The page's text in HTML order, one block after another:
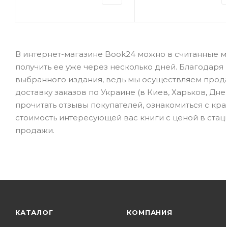
В интернет-магазине Book24 можно в считанные
получить ее уже через несколько дней.
выбранного издания, ведь мы осуществляем
доставку заказов по Украине (в Киев, Харьков,
прочитать отзывы покупателей, ознакомиться с
стоимость интересующей вас книги с ценой в
продажи.
КАТАЛОГ КОМПАНИЯ